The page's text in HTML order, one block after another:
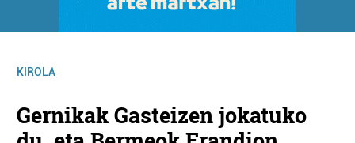
KIROLA
Gernikak Gasteizen jokatuko